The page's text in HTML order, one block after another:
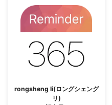
rongsheng li(ロングシェング
リ)